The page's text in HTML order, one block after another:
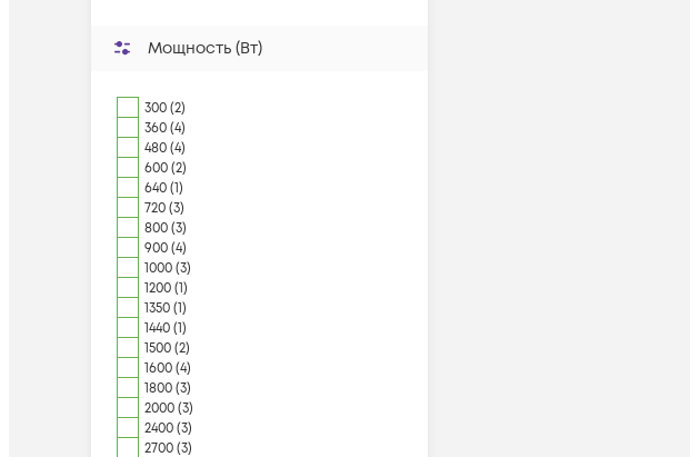
Мощность (Вт)
300 (2)
360 (4)
480 (4)
600 (2)
640 (1)
720 (3)
800 (3)
900 (4)
1000 (3)
1200 (1)
1350 (1)
1440 (1)
1500 (2)
1600 (4)
1800 (3)
2000 (3)
2400 (3)
2700 (3)